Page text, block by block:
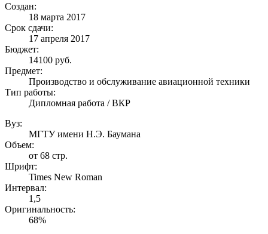
Создан:
18 марта 2017
Срок сдачи:
17 апреля 2017
Бюджет:
14100 руб.
Предмет:
Производство и обслуживание авиационной техники
Тип работы:
Дипломная работа / ВКР
Вуз:
МГТУ имени Н.Э. Баумана
Объем:
от 68 стр.
Шрифт:
Times New Roman
Интервал:
1,5
Оригинальность:
68%